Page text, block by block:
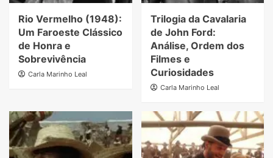
Rio Vermelho (1948):
Um Faroeste Clássico
de Honra e
Sobrevivência
Carla Marinho Leal
Trilogia da Cavalaria
de John Ford:
Análise, Ordem dos
Filmes e
Curiosidades
Carla Marinho Leal